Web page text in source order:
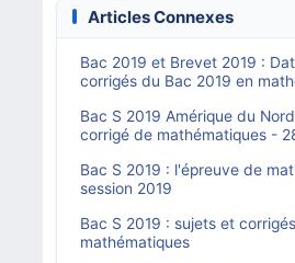
Articles Connexes
Bac 2019 et Brevet 2019 :
corrigés du Bac 2019 en
Bac S 2019 Amérique du
corrigé de mathématiques -
Bac S 2019 : l'épreuve de
session 2019
Bac S 2019 : sujets et
mathématiques